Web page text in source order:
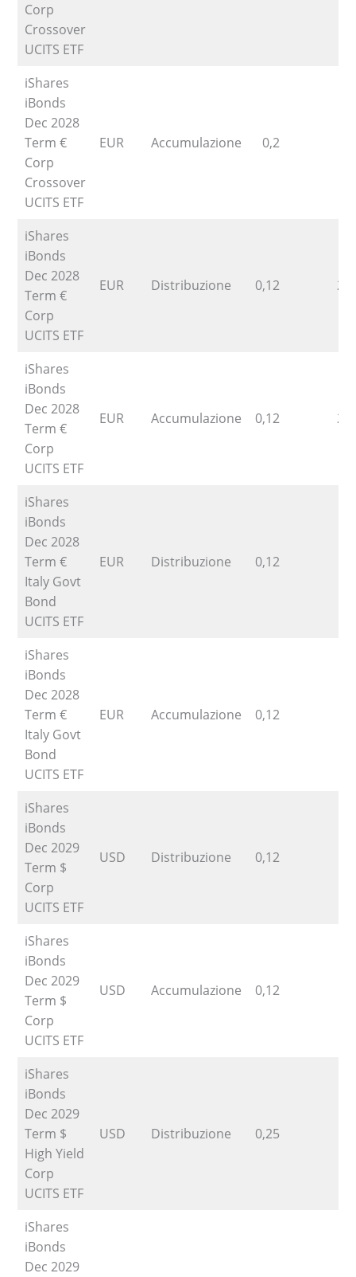
Corp
Crossover
UCITS ETF
iShares
iBonds
Dec 2028
Term €
Corp
Crossover
UCITS ETF
EUR Accumulazione 0,2
iShares
iBonds
Dec 2028
Term €
Corp
UCITS ETF
EUR Distribuzione 0,12
iShares
iBonds
Dec 2028
Term €
Corp
UCITS ETF
EUR Accumulazione 0,12
iShares
iBonds
Dec 2028
Term €
Italy Govt
Bond
UCITS ETF
EUR Distribuzione 0,12
iShares
iBonds
Dec 2028
Term €
Italy Govt
Bond
UCITS ETF
EUR Accumulazione 0,12
iShares
iBonds
Dec 2029
Term $
Corp
UCITS ETF
USD Distribuzione 0,12
iShares
iBonds
Dec 2029
Term $
Corp
UCITS ETF
USD Accumulazione 0,12
iShares
iBonds
Dec 2029
Term $
High Yield
Corp
UCITS ETF
USD Distribuzione 0,25
iShares
iBonds
Dec 2029